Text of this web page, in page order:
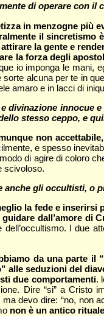
di operare con
in menzogne più
il sincretismo
la gente e
la forza degli
io imponga le mani,
sorte alcuna per te in
amaro e in lacci di
divinazione innocue
stesso ceppo, e
non
e spesso
di agire di coloro
scivoloso.
gli occultisti, o
la fede e
dall’amore di
I due
da una parte il
alle seduzioni del
due comportamenti.
Dire “si” a Cristo
devo dire: “no,
non è un antico